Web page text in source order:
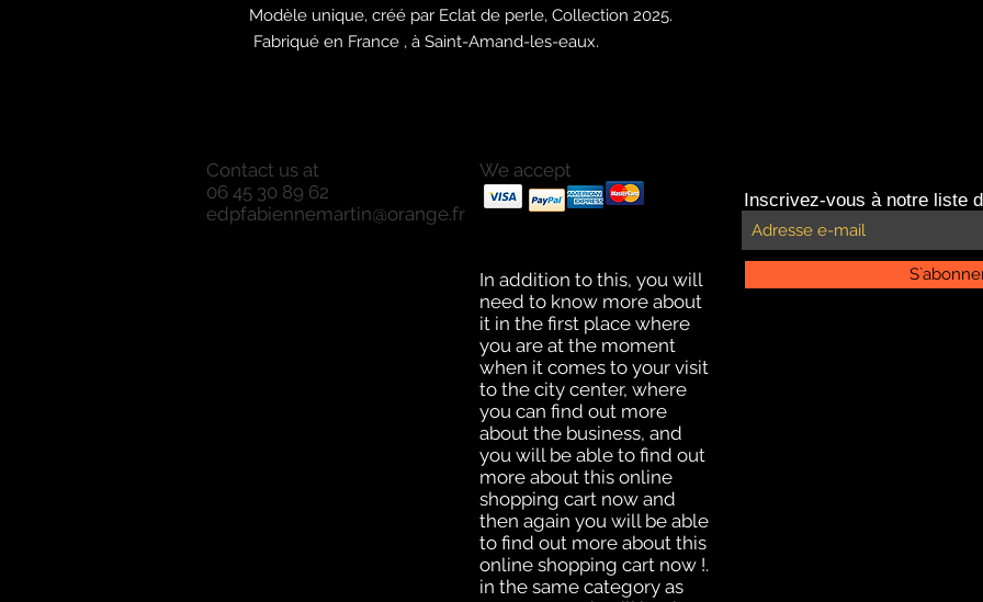
Modèle unique, créé par Eclat de perle, Collection 2025.
Fabriqué en France , à Saint-Amand-les-eaux.
Contact us at
06 45 30 89 62
edpfabiennemartin@orange.fr
We accept
Payments with Paypal
Payments by credit card.
In addition to this, you will
need to know more about
it in the first place where
you are at the moment
when it comes to your visit
to the city center, where
you can find out more
about the business, and
you will be able to find out
more about this online
shopping cart now and
then again you will be able
to find out more about this
online shopping cart now !.
in the same category as
Inscrivez-vous à notre liste